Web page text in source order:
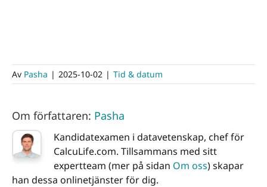
Av Pasha | 2025-10-02 | Tid & datum
Om författaren: Pasha
Kandidatexamen i datavetenskap, chef för
CalcuLife.com. Tillsammans med sitt
expertteam (mer på sidan Om oss) skapar
han dessa onlinetjänster för dig.